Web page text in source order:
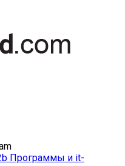
Программы и it-